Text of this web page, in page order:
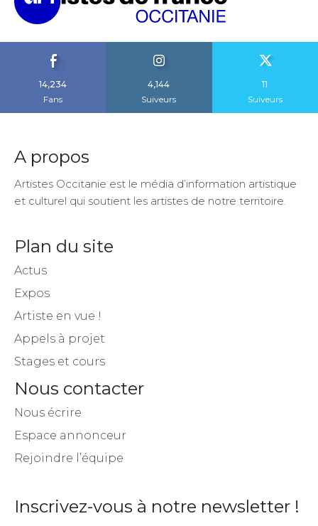
14,234
Fans
4,144
Suiveurs
11
Suiveurs
A propos
Artistes Occitanie est le média d’information artistique
et culturel qui soutient les artistes de notre territoire.
Plan du site
Actus
Expos
Artiste en vue !
Appels à projet
Stages et cours
Nous contacter
Nous écrire
Espace annonceur
Rejoindre l’équipe
Inscrivez-vous à notre newsletter !